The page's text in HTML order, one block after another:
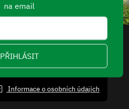
na email
PŘIHLÁSIT
Informace o osobních údajích